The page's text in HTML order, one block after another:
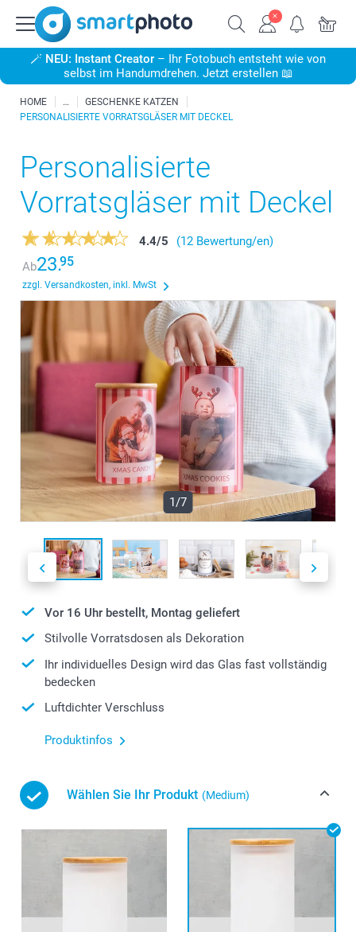
🪄 NEU: Instant Creator – Ihr Fotobuch entsteht wie von
selbst im Handumdrehen. Jetzt erstellen 📖
HOME
GESCHENKE KATZEN
PERSONALISIERTE VORRATSGLÄSER MIT DECKEL
Personalisierte
Vorratsgläser mit Deckel
4.4/5
(12 Bewertung/en)
Ab23.95
zzgl. Versandkosten, inkl. MwSt
1/7
Vor 16 Uhr bestellt, Montag geliefert
Stilvolle Vorratsdosen als Dekoration
Ihr individuelles Design wird das Glas fast vollständig
bedecken
Luftdichter Verschluss
Produktinfos
Wählen Sie Ihr Produkt (Medium)